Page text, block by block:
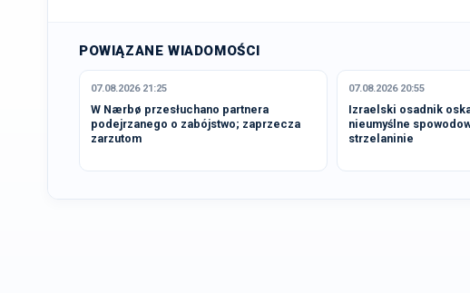
POWIĄZANE WIADOMOŚCI
07.08.2026 21:25
W Nærbø przesłuchano partnera
podejrzanego o zabójstwo; zaprzecza
zarzutom
07.08.2026 20:55
Izraelski osadnik
nieumyślne
strzelaninie